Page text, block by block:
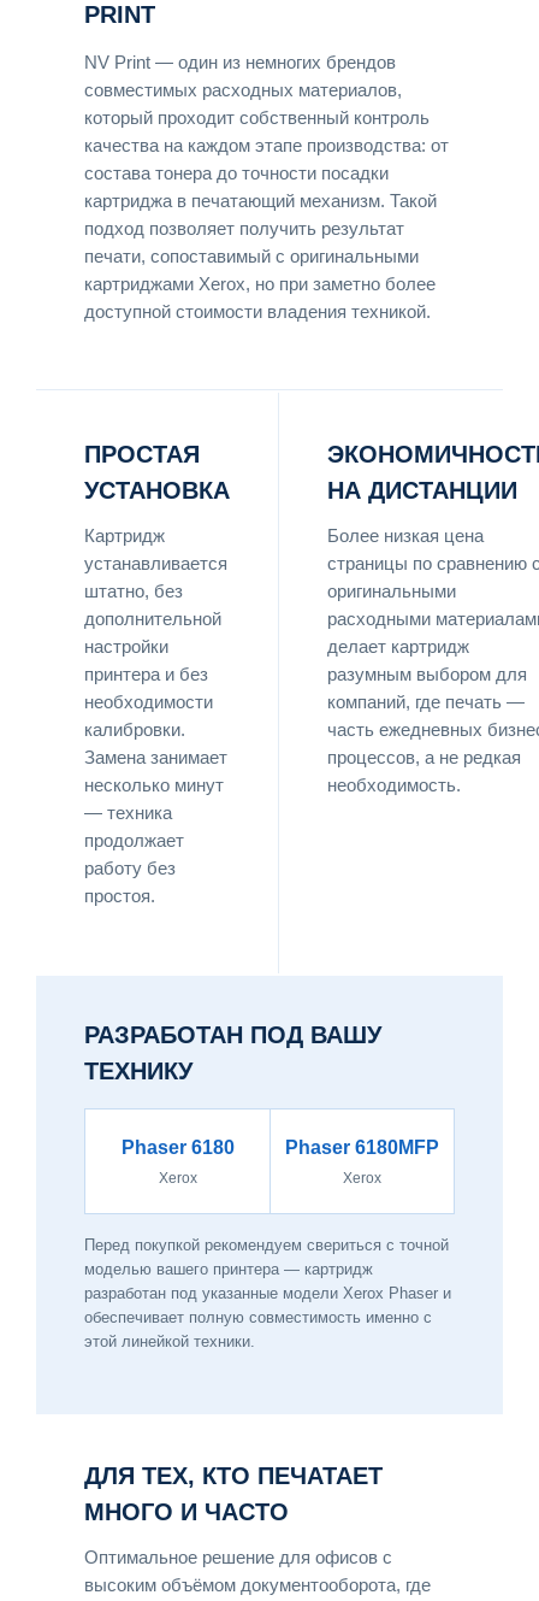
PRINT
NV Print — один из немногих брендов
совместимых расходных материалов,
который проходит собственный контроль
качества на каждом этапе производства: от
состава тонера до точности посадки
картриджа в печатающий механизм. Такой
подход позволяет получить результат
печати, сопоставимый с оригинальными
картриджами Xerox, но при заметно более
доступной стоимости владения техникой.
ПРОСТАЯ
УСТАНОВКА
Картридж
устанавливается
штатно, без
дополнительной
настройки
принтера и без
необходимости
калибровки.
Замена занимает
несколько минут
— техника
продолжает
работу без
простоя.
НА ДИСТАНЦИИ
Более низкая цена
страницы по сравнению
оригинальными
расходными
делает картридж
разумным выбором для
компаний, где печать —
часть ежедневных
процессов, а не редкая
необходимость.
РАЗРАБОТАН ПОД ВАШУ
ТЕХНИКУ
Phaser 6180
Xerox
Phaser 6180MFP
Xerox
Перед покупкой рекомендуем свериться с точной
моделью вашего принтера — картридж
разработан под указанные модели Xerox Phaser и
обеспечивает полную совместимость именно с
этой линейкой техники.
ДЛЯ ТЕХ, КТО ПЕЧАТАЕТ
МНОГО И ЧАСТО
Оптимальное решение для офисов с
высоким объёмом документооборота, где